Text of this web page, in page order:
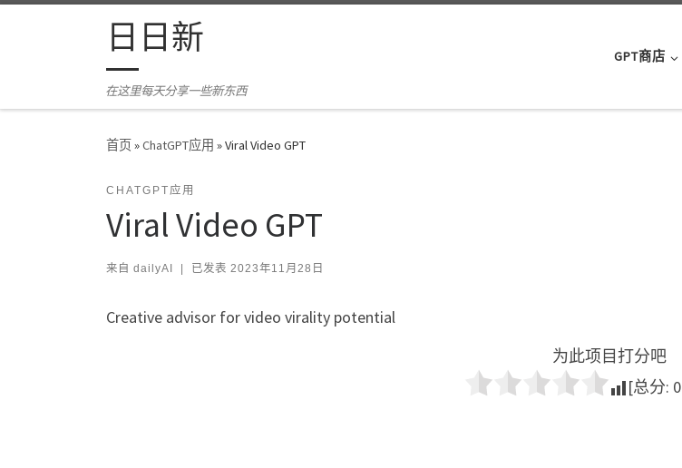
Skip to content日日新
在这里每天分享一些新东西
GPT商店
首页»ChatGPT应用 »Viral Video GPT
CHATGPT应用
Viral Video GPT
来自 dailyAI 已发表 2023年11月28日
Creative advisor for video virality potential
为此项目打分吧
[总分: 0